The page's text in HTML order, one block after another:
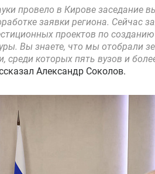
провело в Кирове заседание
заявки региона. Сейчас
проектов по
Вы знаете, что мы отобрали
среди которых пять вузов и
Александр Соколов.